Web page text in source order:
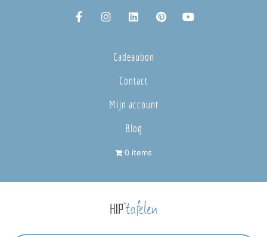
Cadeaubon
Contact
Mijn account
Blog
0 items